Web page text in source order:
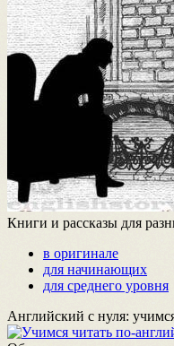
Книги и рассказы для
в оригинале
для начинающих
для среднего уровня
Английский с нуля: